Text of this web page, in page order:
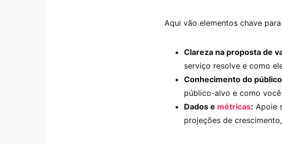
Aqui vão elementos chave
Clareza na proposta de
serviço resolve e como
Conhecimento do
público-alvo e como
Dados e métricas: Apoie
projeções de